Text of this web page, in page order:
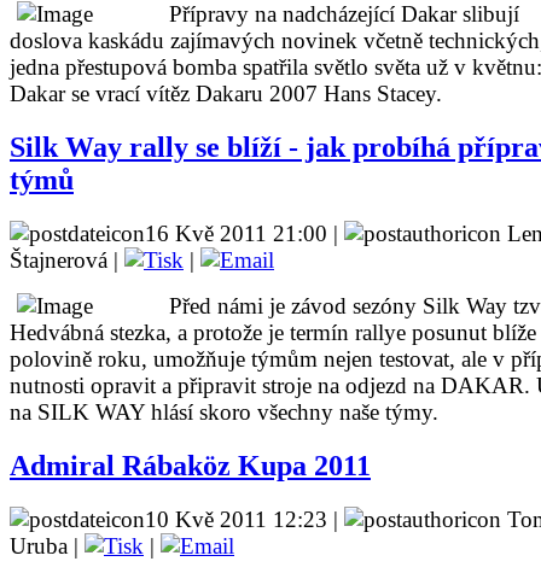
Přípravy na nadcházející Dakar slibují
doslova kaskádu zajímavých novinek včetně
jedna přestupová bomba spatřila světlo světa už v
Dakar se vrací vítěz Dakaru 2007 Hans Stacey.
Silk Way rally se blíží - jak probíhá
týmů
16 Kvě 2011 21:00 |
Štajnerová |
|
Před námi je závod sezóny Silk Way
Hedvábná stezka, a protože je termín rallye posunut
polovině roku, umožňuje týmům nejen testovat, ale v
nutnosti opravit a připravit stroje na odjezd na DAKAR.
na SILK WAY hlásí skoro všechny naše týmy.
Admiral Rábaköz Kupa 2011
10 Kvě 2011 12:23 |
Uruba |
|